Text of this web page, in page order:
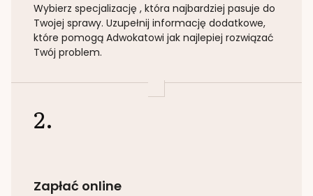
Wybierz specjalizację , która najbardziej pasuje do
Twojej sprawy. Uzupełnij informację dodatkowe,
które pomogą Adwokatowi jak najlepiej rozwiązać
Twój problem.
2.
Zapłać online